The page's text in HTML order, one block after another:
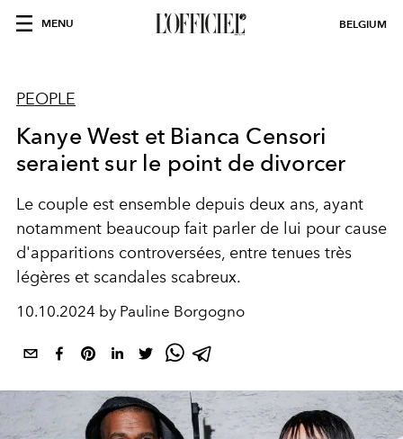
MENU BELGIUM
PEOPLE
Kanye West et Bianca Censori
seraient sur le point de divorcer
Le couple est ensemble depuis deux ans, ayant
notamment beaucoup fait parler de lui pour cause
d'apparitions controversées, entre tenues très
légères et scandales scabreux.
10.10.2024 by Pauline Borgogno